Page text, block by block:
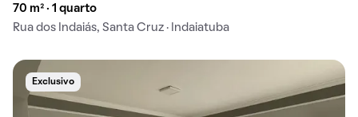
70 m² · 1 quarto
Rua dos Indaiás, Santa Cruz · Indaiatuba
Exclusivo